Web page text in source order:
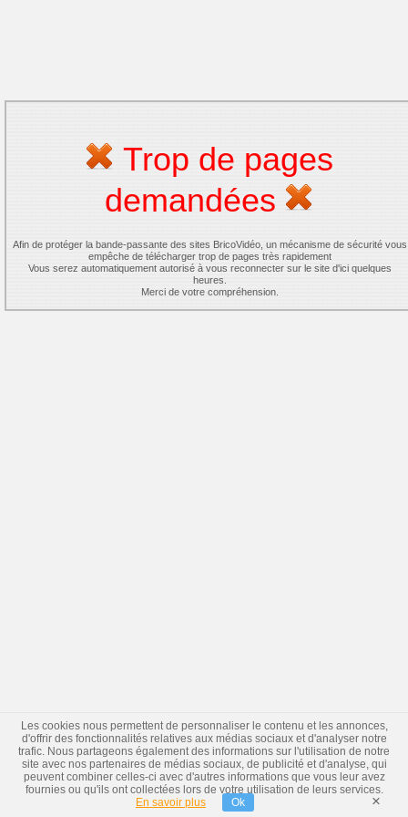
Trop de pages
demandées
Afin de protéger la bande-passante des sites BricoVidéo, un mécanisme de sécurité vous
empêche de télécharger trop de pages très rapidement
Vous serez automatiquement autorisé à vous reconnecter sur le site d'ici quelques
heures.
Merci de votre compréhension.
Les cookies nous permettent de personnaliser le contenu et les annonces,
d'offrir des fonctionnalités relatives aux médias sociaux et d'analyser notre
trafic. Nous partageons également des informations sur l'utilisation de notre
site avec nos partenaires de médias sociaux, de publicité et d'analyse, qui
peuvent combiner celles-ci avec d'autres informations que vous leur avez
fournies ou qu'ils ont collectées lors de votre utilisation de leurs services.
En savoir plus
Ok ×